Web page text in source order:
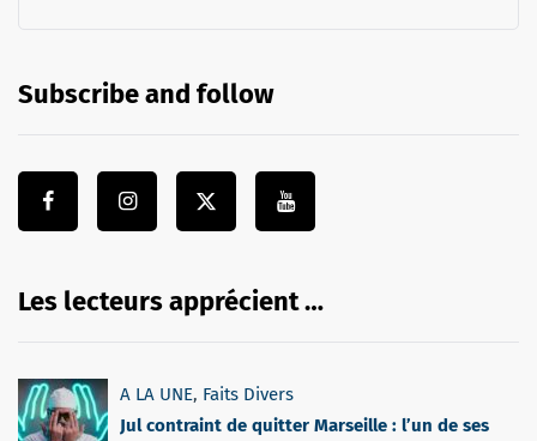
Subscribe and follow
Les lecteurs apprécient …
A LA UNE, Faits Divers
Jul contraint de quitter Marseille : l’un de ses